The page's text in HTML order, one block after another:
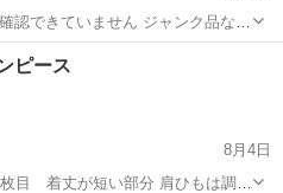
認できていません ジャンク品なの
カメラ
ピース
8月4日
目 着丈が短い部分 肩ひもは調整